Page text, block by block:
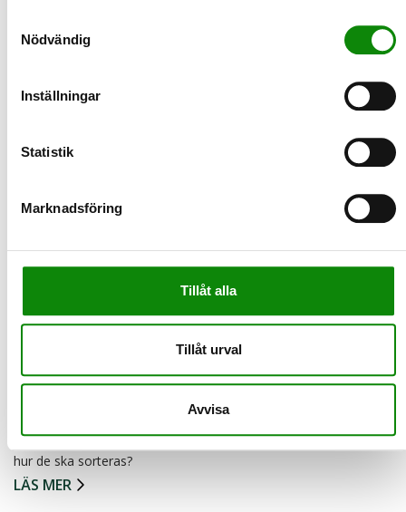
Nödvändig
Inställningar
Statistik
Marknadsföring
Tillåt alla
Tillåt urval
Avvisa
LÄS MER
En femtedel källsorteras fel
in till återvinning har källsorterats fel, det visar st…
Internationella e-avfallsdagen 14
oktober
Idag är det International E-Waste Day, dagen då vi
uppmärksammar vikten av att återvinna elektronik och batterier!
Så sorterar du dina hörlurar
Har du ett par trasiga hörlurar i en låda hemma? Har du koll på
hur de ska sorteras?
LÄS MER